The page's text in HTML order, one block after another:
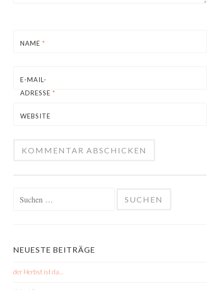
NAME *
E-MAIL-
ADRESSE *
WEBSITE
NEUESTE BEITRÄGE
der Herbst ist da…